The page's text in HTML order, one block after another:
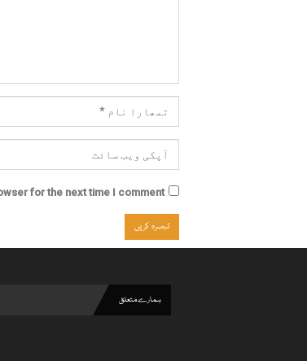
for the next time I comment.
ہمارے متعلق